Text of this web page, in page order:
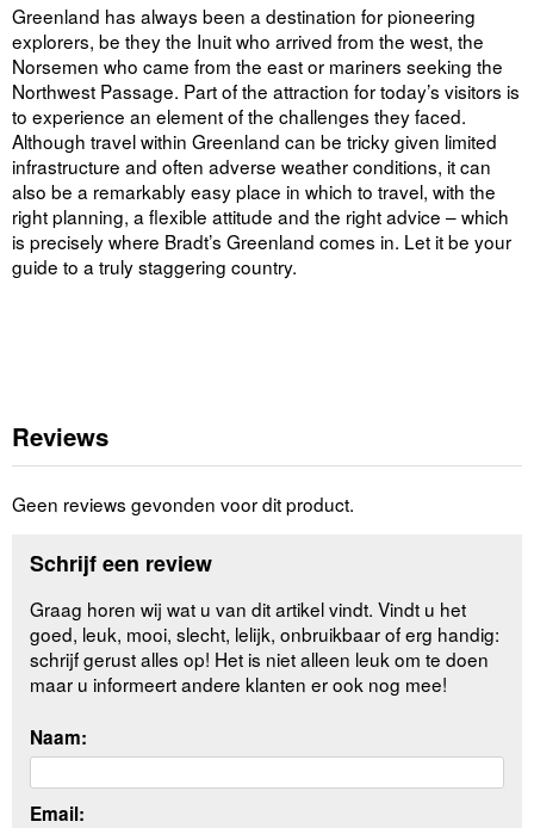
Greenland has always been a destination for pioneering
explorers, be they the Inuit who arrived from the west, the
Norsemen who came from the east or mariners seeking the
Northwest Passage. Part of the attraction for today’s visitors is
to experience an element of the challenges they faced.
Although travel within Greenland can be tricky given limited
infrastructure and often adverse weather conditions, it can
also be a remarkably easy place in which to travel, with the
right planning, a flexible attitude and the right advice – which
is precisely where Bradt’s Greenland comes in. Let it be your
guide to a truly staggering country.
Reviews
Geen reviews gevonden voor dit product.
Schrijf een review
Graag horen wij wat u van dit artikel vindt. Vindt u het
goed, leuk, mooi, slecht, lelijk, onbruikbaar of erg handig:
schrijf gerust alles op! Het is niet alleen leuk om te doen
maar u informeert andere klanten er ook nog mee!
Naam:
Email: